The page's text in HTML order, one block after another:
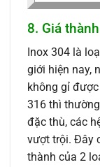
8. Giá
Inox 304 là
giới hiện nay,
không gỉ
316 thì
đặc thù, các
vượt trội. Đây
thành của 2